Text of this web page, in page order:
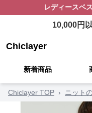
レディースベ
10,000円
Chiclayer
新着商品
Chiclayer TOP › ニット